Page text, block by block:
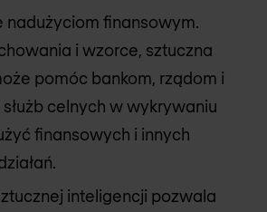
nadużyciom finansowym.
i wzorce, sztuczna
pomóc bankom, rządom i
celnych w wykrywaniu
finansowych i innych
inteligencji pozwala